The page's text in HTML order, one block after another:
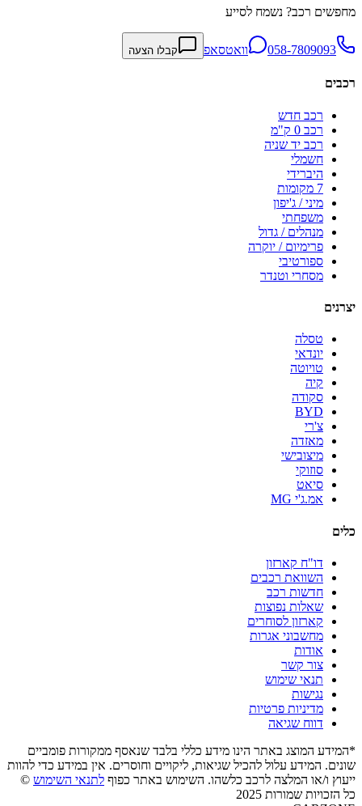
מחפשים רכב? נשמח לסייע
058-7809093 וואטסאפ קבלו הצעה
רכבים
רכב חדש
רכב 0 ק"מ
רכב יד שניה
חשמלי
היברידי
7 מקומות
מיני / ג'יפון
משפחתי
מנהלים / גדול
פרימיום / יוקרה
ספורטיבי
מסחרי וטנדר
יצרנים
טסלה
יונדאי
טויוטה
קיה
סקודה
BYD
צ'רי
מאזדה
מיצובישי
סוזוקי
סיאט
אמ.ג'י MG
כלים
דו"ח קארזון
השוואת רכבים
חדשות רכב
שאלות נפוצות
קארזון לסוחרים
מחשבוני אגרות
אודות
צור קשר
תנאי שימוש
נגישות
מדיניות פרטיות
דווח שגיאה
*המידע המוצג באתר הינו מידע כללי בלבד שנאסף ממקורות פומביים
שונים. המידע עלול להכיל שגיאות, ליקויים וחוסרים. אין במידע כדי להוות
ייעוץ ו/או המלצה לרכב כלשהו. השימוש באתר כפוף לתנאי השימוש ©
כל הזכויות שמורות 2025